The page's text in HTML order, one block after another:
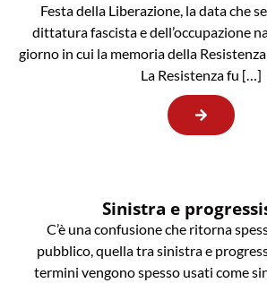
Festa della Liberazione, la data che
dittatura fascista e dell’occupazione
giorno in cui la memoria della
La Resistenza fu […]
Sinistra e
C’è una confusione che ritorna
pubblico, quella tra sinistra e
termini vengono spesso usati come